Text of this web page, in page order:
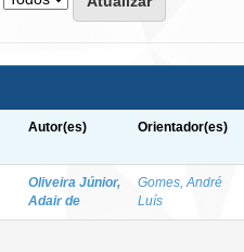
Autor(es) Orientador(es)
Oliveira Júnior,
Adair de
Gomes, André
Luís